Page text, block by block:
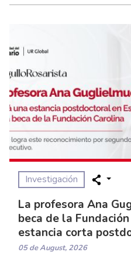
Investigación
La profesora Ana
beca de la
estancia corta
05 de August, 2026